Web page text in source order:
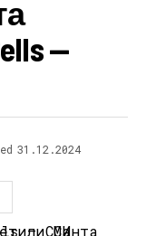
—
31.12.2024